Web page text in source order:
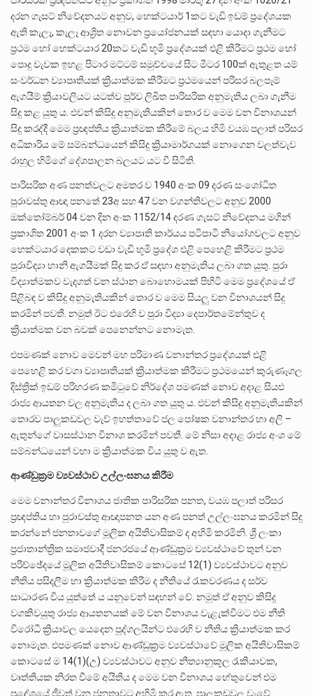
දරන ගැසට් නිවේදනයට අනුව, හෙක්ටයාර් 1කට වැඩි ඉඩම් ප්‍රදේශයක
ඇති කැලෑ, කැලෑ ආශ්‍රිත නොවන ප්‍රයෝජනයක් සඳහා යොදා ගැනීමට
ප්‍රථම හෝ හෙක්ටයාර 20කට වැඩි භූමි ප්‍රදේශයක් එළි කිරීමට ප්‍රථම හෝ
පොදු වැවක ඉහළ පිටාර මට්ටම් සමුච්චයේ සිට මීටර 100ක් ඇතුළත යම්
සංවර්ධන ව්‍යාපෘතියක් ක්‍රියාත්මක කිරීමට ප්‍රථමයෙන් පරිසර බලපෑම්
ඇගයීම් ක්‍රියාවලියට යටත්ව පූර්ව ලිඛිත පාරිසරික අනුමැතිය ලබා ගැනීම
සිදු කළ යුතු ය. එවන් කිසිදු අනුමැතියකින් තොර ව මෙම වන විනාශයන්
සිදු කරද්දී මෙම ප්‍රඥප්තිය ක්‍රියාත්මක කිරීමේ බලය හිමි වයඹ පලාත් පරිසර
අධිකාරිය මේ සම්බන්ධයෙන් කිසිදු ක්‍රියාමාර්ගයක් නොගෙන වලත්වැව
රාහුල හිමිගේ දේශපාලන බලයට යට වී සිටිති.
පාරිසරික අණ පනත්වලට අමතර ව 1940 අංක 09 දරණ සංශෝධිත
පුරාවස්තු ආඥා පනතේ 23අ සහ 47 වන වගන්තිවලට අනුව 2000
ඔක්තෝම්බර් 04 වන දින අංක 1152/14 දරණ ගැසට් නිවේදනය මගින්
ප්‍රකාශිත 2001 අංක 1 දරන ව්‍යාපෘති කාර්යය පටිපාටි නියෝගවලට අනුව
හෙක්ටයාර දෙකකට වඩා වැඩි භූමි ප්‍රදේශ එළි පෙහෙළි කිරීමට ප්‍රථම
පුරාවිද්‍යා හානි ඇගයීමක් සිදු කර ඒ සඳහා අනුමැතිය ලබා ගත යුතු. පුරා
විද්‍යාත්මකව වැදගත් වන ස්ථාන බොහොමයක් පිහිටි මෙම ප්‍රදේශයේ ඒ
පිළිබඳ ව කිසිදු අනුමැතියකින් තොර ව මෙම සියලු වන විනාශයන් සිදු
කරමින් පවතී. නමුත් ඊට එරෙහි ව පුරා විද්‍යා දෙපාර්තමේන්තුව ද
ක්‍රියාත්මක වන බවක් පෙනෙන්නට නොමැත.
එපමණක් නොව මෙවන් මහ පරිමාණ වනාන්තර ප්‍රදේශයක් එළි
පෙහෙළි කර වගා ව්‍යාපෘතියක් ක්‍රියාත්මක කිරීමට ප්‍රථමයෙන් කුරුණෑගල
දිස්ත්‍රික් ඉඩම් පරිහරණ කමිටුවේ නිර්දේශ පමණක් නොව අදාළ සියළු
රාජ්‍ය ආයතන වල අනුමැතිය ද ලබා ගත යුතු ය. එවන් කිසිදු අනුමැතියකින්
තොරව පාලුකඩවල වැව් ඉහත්තාවේ ජල පෝෂක වනාන්තර හා අලි –
ඇතුන්ගේ වාසස්ථාන විනාශ කරමින් පවතී. මේ නිසා අදාළ රාජ්‍ය අංශ මේ
සම්බන්ධයෙන් වහා ම ක්‍රියාත්මක විය යුතු ව ඇත.
ආණ්ඩුක්රමව්යවස්ථාවඋල්ලංඝනයකිරීම
මෙම වනාන්තර විනාශය ජාතික පාරිසරික පනත, වයඹ පලාත් පරිසර
ප්‍රඥප්තිය හා පුරාවස්තු ආඥාපනත යන අණ පනත් උල්ලංඝනය කරමින් සිදු
කරන්නේ ජනතාවගේ මූලික අයිතිවාසිකම් ද අහිමි කරමිනි. ශ්‍රී ලංකා
ප්‍රජාතාන්ත්‍රික සමාජවාදී ජනරජයේ ආණ්ඩුක්‍රම ව්‍යවස්ථාවේ තුන් වන
පරිච්ඡේදයේ මූලික අයිතිවාසිකම් කොටසේ 12(1) ව්‍යවස්ථාවට අනුව
නීතිය පසිදලීම හා ක්‍රියාත්මක කිරීම ද නීතියේ රැකවරණය ද සර්ව
සාධාරණ විය යුත්තේ ය යනුවෙන් සඳහන් වේ. නමුත් ඒ අනුව කිසිදු
වගකිවයුතු රාජ්‍ය ආයතනයක් මේ වන විනාශය වැළැක්වීමට එම නීති
විරෝධී ක්‍රියාවල යෙදෙන පුද්ගලයින්ට එරෙහි ව නීතිය ක්‍රියාත්මක කර
නොමැත. එපමණක් නොව ආණ්ඩුක්‍රම ව්‍යවස්ථාවේ මූලික අයිතිවාසිකම්
කොටසේ ම 14(1)(උ) ව්‍යවස්ථාවට අනුව නීත්‍යානුකූල රැකියාවක,
වෘත්තියක නිරත වීමේ අයිතිය ද මෙම වන විනාශය හේතුවෙන් එම
ප්‍රදේශයේ ජීවත් වන ජනතාවට අහිමි කර ඇත. පාලුකඩවල වැවේ